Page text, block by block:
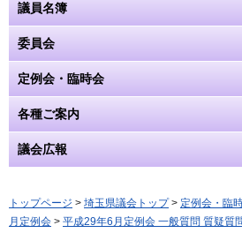
議員名簿
委員会
定例会・臨時会
各種ご案内
議会広報
トップページ > 埼玉県議会トップ> 定例会・臨
月定例会 > 平成29年6月定例会 一般質問 質疑質